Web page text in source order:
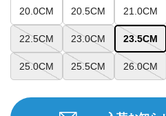
20.0CM 20.5CM 21.0CM
22.5CM 23.0CM 23.5CM
25.0CM 25.5CM 26.0CM